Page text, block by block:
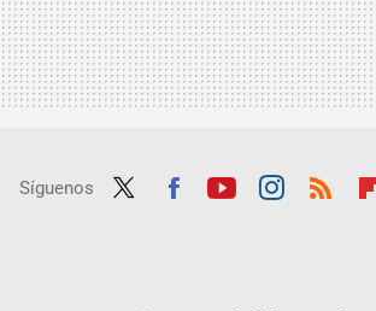
Síguenos